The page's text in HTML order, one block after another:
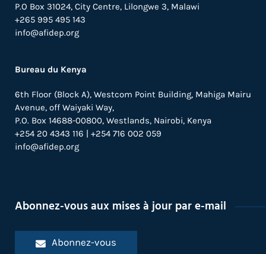
P.O Box 31024, City Centre, Lilongwe 3, Malawi
+265 995 495 143
info@afidep.org
Bureau du Kenya
6th Floor (Block A), Westcom Point Building, Mahiga Mairu
Avenue, off Waiyaki Way,
P.O. Box 14688-00800, Westlands, Nairobi, Kenya
+254 20 4343 116 | +254 716 002 059
info@afidep.org
Abonnez-vous aux mises à jour par e-mail
Abonnez-vous